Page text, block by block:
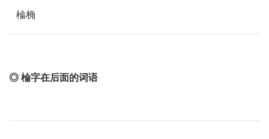
棆桷
◎ 棆字在后面的词语